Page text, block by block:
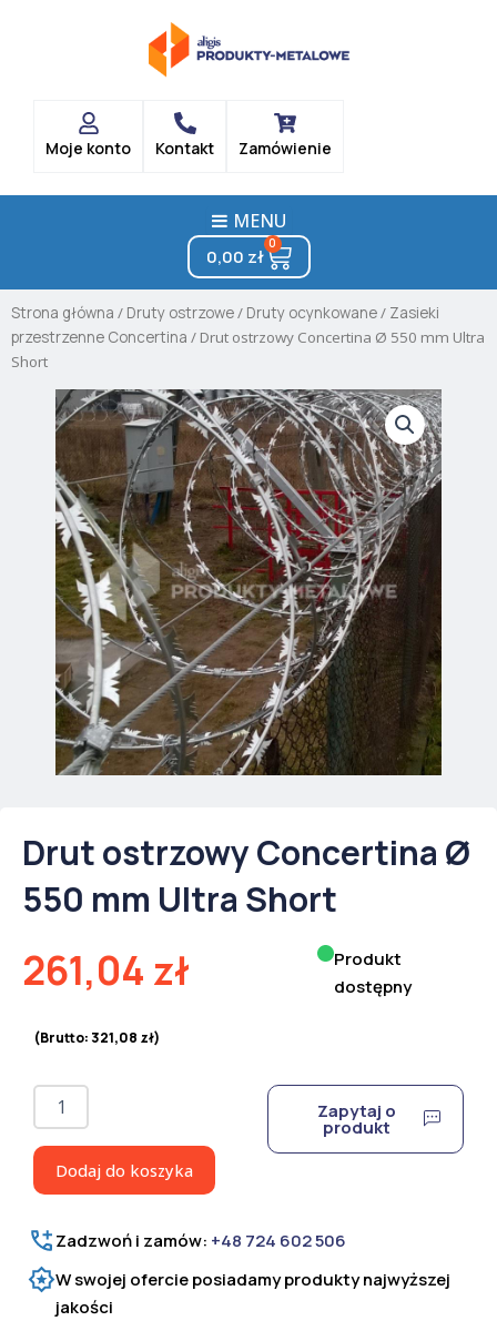
Moje konto Kontakt Zamówienie
MENU
0,00 zł
0
Cart
Strona główna / Druty ostrzowe/ Druty ocynkowane/ Zasieki
przestrzenne Concertina / Drut ostrzowy Concertina Ø 550 mm Ultra
Short
Drut ostrzowy Concertina Ø
550 mm Ultra Short
261,04 zł
(Brutto: 321,08 zł)
Produkt
dostępny
ilość
Drut
Concertina
Ø
mm
Ultra
Short
Dodaj do koszyka
Zapytaj o
produkt
Zadzwoń i zamów: +48 724 602 506
W swojej ofercie posiadamy produkty najwyższej
jakości